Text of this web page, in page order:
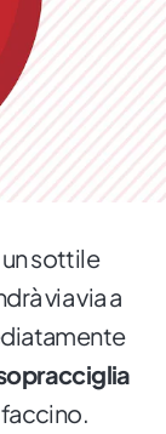
sottile
via via a
faccino.